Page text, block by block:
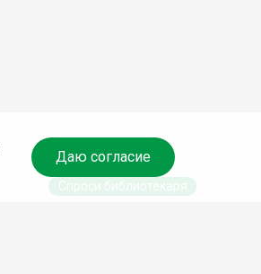
Даю согласие
Спроси библиотекаря